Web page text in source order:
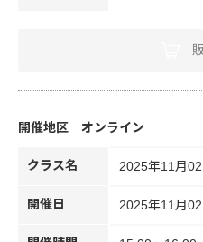
オンライン
クラス名 2025年11月
開催日 2025年11月02